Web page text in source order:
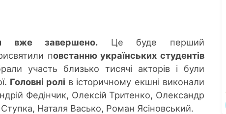
вже завершено. Це буде перший
повстанню українських студентів
участь близько тисячі акторів і були
Головні ролі в історичному екшні виконали
Федінчик, Олексій Тритенко, Олександр
Наталя Васько, Роман Ясіновський.